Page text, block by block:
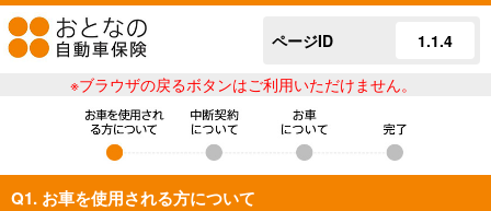
ページID
1.1.4
※ブラウザの戻るボタンはご利用いただけません。
Q1. お車を使用される方について